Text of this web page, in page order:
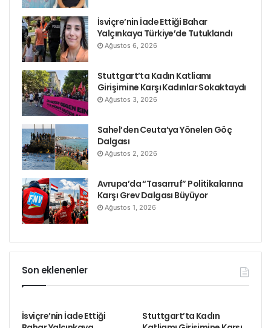
İsviçre’nin İade Ettiği Bahar
Yalçınkaya Türkiye’de Tutuklandı
Ağustos 6, 2026
Stuttgart’ta Kadın Katliamı
Girişimine Karşı Kadınlar Sokaktaydı
Ağustos 3, 2026
Sahel’den Ceuta’ya Yönelen Göç
Dalgası
Ağustos 2, 2026
Avrupa’da “Tasarruf” Politikalarına
Karşı Grev Dalgası Büyüyor
Ağustos 1, 2026
Son eklenenler
İsviçre’nin İade Ettiği
Stuttgart’ta Kadın